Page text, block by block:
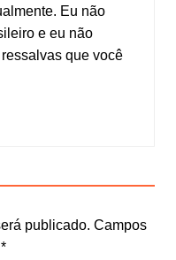
Eu não
e eu não
que você
publicado. Campos
*